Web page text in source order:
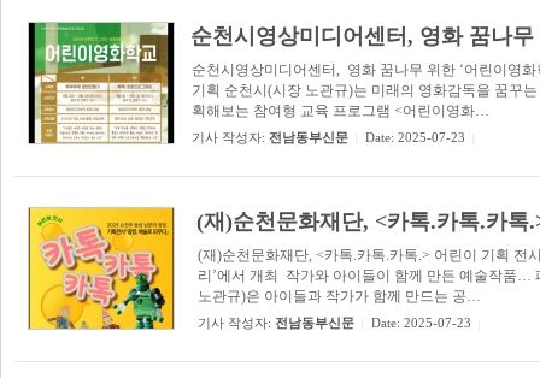
순천시영상미디어센터, 영화 꿈나
순천시영상미디어센터, 영화 꿈나무 위한 ‘어린이영
기획 순천시(시장 노관규)는 미래의 영화감독을 꿈꾸
획해보는 참여형 교육 프로그램 <어린이영화…
기사 작성자:전남동부신문 Date: 2025-07-23
(재)순천문화재단, <카톡.카톡.카
(재)순천문화재단, <카톡.카톡.카톡.> 어린이 기획 전
리’에서 개최 작가와 아이들이 함께 만든 예술작품…
노관규)은 아이들과 작가가 함께 만드는 공…
기사 작성자:전남동부신문 Date: 2025-07-23